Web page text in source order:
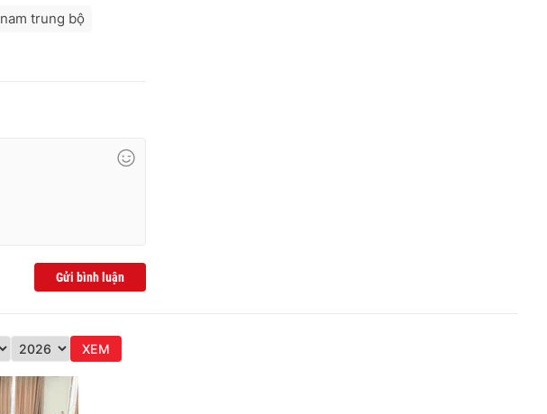
nam trung bộ
Gửi bình luận
XEM